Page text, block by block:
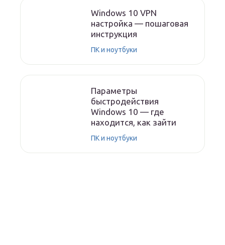
Windows 10 VPN
настройка — пошаговая
инструкция
ПК и ноутбуки
Параметры
быстродействия
Windows 10 — где
находится, как зайти
ПК и ноутбуки